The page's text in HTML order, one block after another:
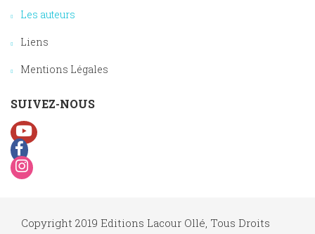
Les auteurs
Liens
Mentions Légales
SUIVEZ-NOUS
Copyright 2019 Editions Lacour Ollé, Tous Droits